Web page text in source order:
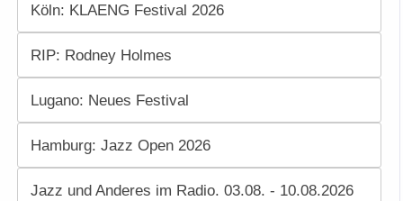
Köln: KLAENG Festival 2026
RIP: Rodney Holmes
Lugano: Neues Festival
Hamburg: Jazz Open 2026
Jazz und Anderes im Radio. 03.08. - 10.08.2026